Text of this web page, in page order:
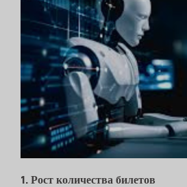
1. Рост количества билетов